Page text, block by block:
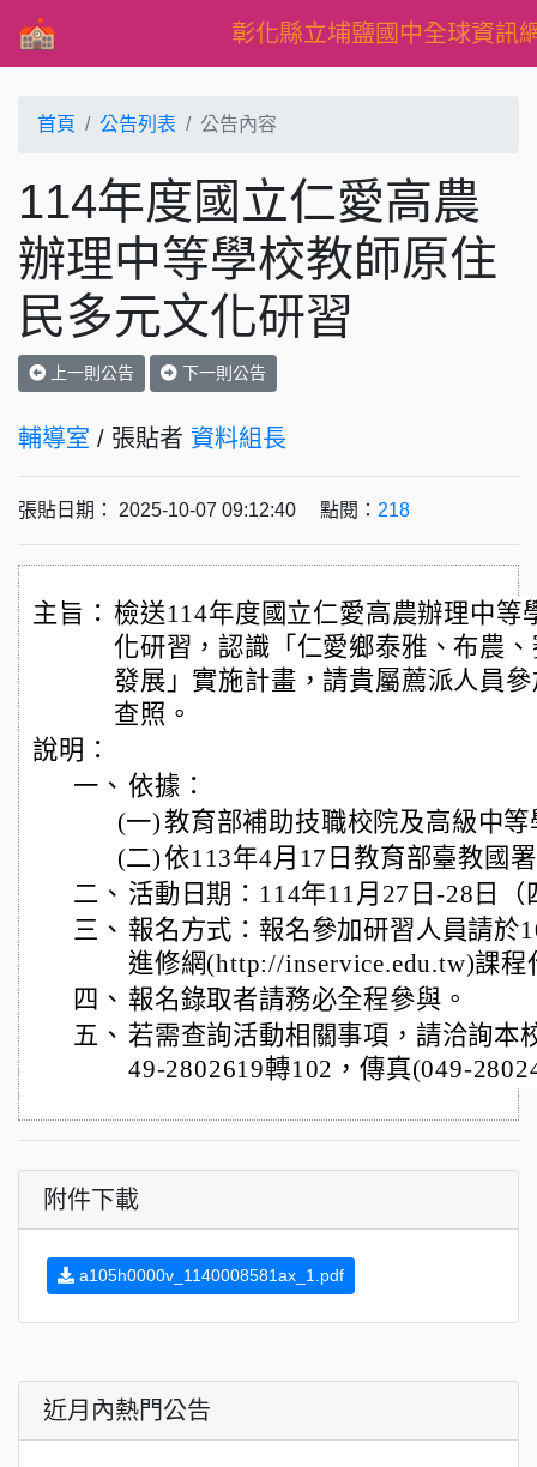
彰化縣立埔鹽國中全球資訊
首頁 公告列表 公告內容
114年度國立仁愛高農
辦理中等學校教師原住
民多元文化研習
上一則公告 下一則公告
輔導室 / 張貼者 資料組長
張貼日期： 2025-10-07 09:12:40 點閱： 218
主旨： 檢送114年度國立仁愛高農辦理中等
化研習，認識「仁愛鄉泰雅、布農
發展」實施計畫，請貴屬薦派人員
查照。
說明：
一、 依據：
(一)教育部補助技職校院及高級中
(二)依113年4月17日教育部臺教國
二、 活動日期：114年11月27日-28日（
三、 報名方式：報名參加研習人員請於
進修網(http://inservice.edu.tw)課
四、 報名錄取者請務必全程參與。
五、 若需查詢活動相關事項，請洽詢本
49-2802619轉102，傳真(049-
附件下載
a105h0000v_1140008581ax_1.pdf
近月內熱門公告